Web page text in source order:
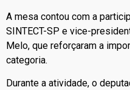
A mesa contou com a
SINTECT-SP e vice-
Melo, que reforçaram a
categoria.
Durante a atividade, o